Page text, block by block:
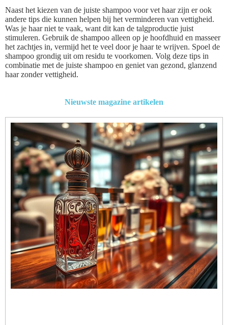
Naast het kiezen van de juiste shampoo voor vet haar zijn er ook
andere tips die kunnen helpen bij het verminderen van vettigheid.
Was je haar niet te vaak, want dit kan de talgproductie juist
stimuleren. Gebruik de shampoo alleen op je hoofdhuid en masseer
het zachtjes in, vermijd het te veel door je haar te wrijven. Spoel de
shampoo grondig uit om residu te voorkomen. Volg deze tips in
combinatie met de juiste shampoo en geniet van gezond, glanzend
haar zonder vettigheid.
Nieuwste magazine artikelen